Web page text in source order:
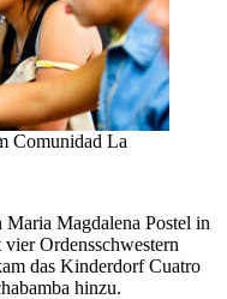
Comunidad La
Maria Magdalena Postel in
Ordensschwestern
das Kinderdorf Cuatro
hinzu.